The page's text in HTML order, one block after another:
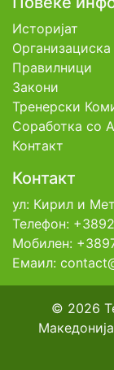
Историјат
Правилници
Закони
Тренерски
Соработка со
Контакт
Контакт
ул: Кирил и
Телефон:
Мобилен:
Емаил:
© 2026